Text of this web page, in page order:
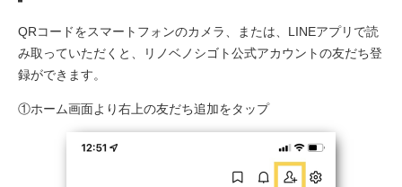
QRコードをスマートフォンのカメラ、または、LINEアプリで読
み取っていただくと、リノベノシゴト公式アカウントの友だち登
録ができます。
①ホーム画面より右上の友だち追加をタップ